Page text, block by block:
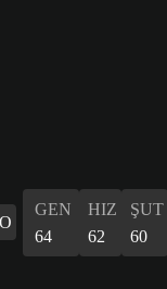
GEN
64
HIZ
62
ŞUT
60